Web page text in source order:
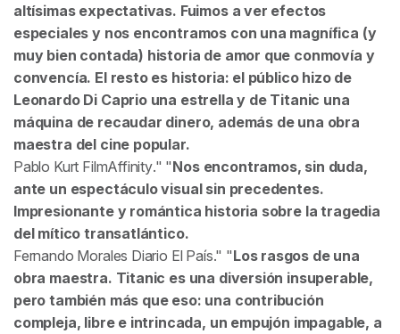
altísimas expectativas. Fuimos a ver efectos
especiales y nos encontramos con una magnífica (y
muy bien contada) historia de amor que conmovía y
convencía. El resto es historia: el público hizo de
Leonardo Di Caprio una estrella y de Titanic una
máquina de recaudar dinero, además de una obra
maestra del cine popular.
Pablo Kurt FilmAffinity.
Nos encontramos, sin duda,
ante un espectáculo visual sin precedentes.
Impresionante y romántica historia sobre la tragedia
del mítico transatlántico.
Fernando Morales Diario El País.
Los rasgos de una
obra maestra. Titanic es una diversión insuperable,
pero también más que eso: una contribución
compleja, libre e intrincada, un empujón impagable, a